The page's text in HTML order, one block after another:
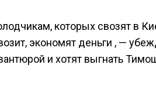
которых свозят в
экономят деньги , —
и хотят выгнать